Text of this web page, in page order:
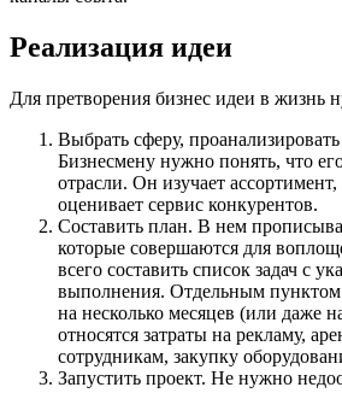
Реализация идеи
Для претворения бизнес идеи в жизнь
Выбрать сферу,
Бизнесмену нужно понять, что
отрасли. Он изучает
оценивает сервис конкурентов.
Составить план. В нем
которые совершаются для
всего составить список задач с
выполнения. Отдельным
на несколько месяцев (или даже
относятся затраты на рекламу,
сотрудникам, закупку
Запустить проект. Не нужно